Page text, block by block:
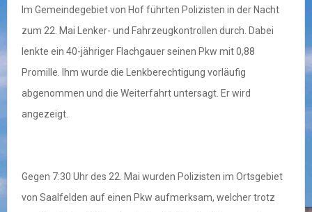
Im Gemeindegebiet von Hof führten Polizisten in der Nacht
zum 22. Mai Lenker- und Fahrzeugkontrollen durch. Dabei
lenkte ein 40-jähriger Flachgauer seinen Pkw mit 0,88
Promille. Ihm wurde die Lenkberechtigung vorläufig
abgenommen und die Weiterfahrt untersagt. Er wird
angezeigt.
Gegen 7:30 Uhr des 22. Mai wurden Polizisten im Ortsgebiet
von Saalfelden auf einen Pkw aufmerksam, welcher trotz